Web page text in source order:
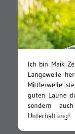
Ich bin Maik
Langeweile
Mittlerweile
guten Laune
sondern
Unterhaltung!